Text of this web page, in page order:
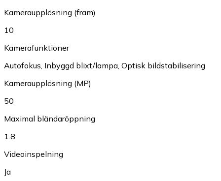
Kameraupplösning (fram)
10
Kamerafunktioner
Autofokus, Inbyggd blixt/lampa, Optisk bildstabilisering
Kameraupplösning (MP)
50
Maximal bländaröppning
1.8
Videoinspelning
Ja